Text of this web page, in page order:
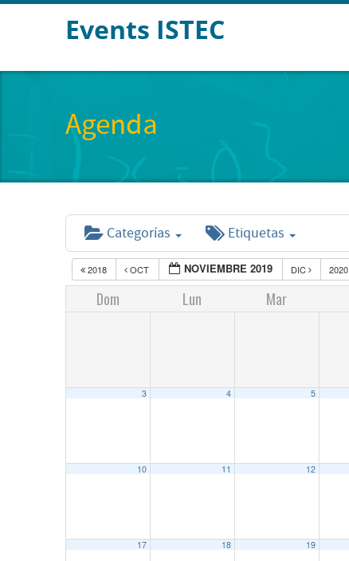
Events ISTEC
Agenda
Categorías Etiquetas
2018 OCT NOVIEMBRE 2019 DIC 2020
Dom Lun Mar
3 4 5
10 11 12
17 18 19